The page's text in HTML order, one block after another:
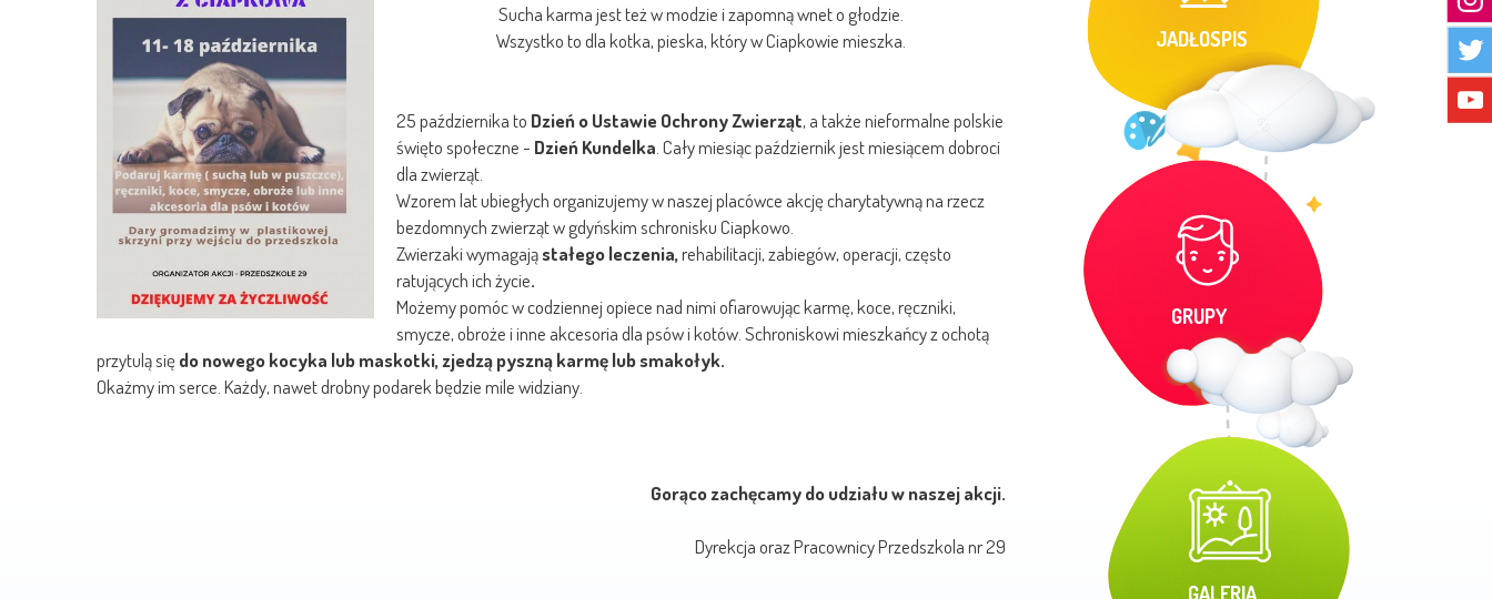
Sucha karma jest też w modzie i zapomną wnet o głodzie.
Wszystko to dla kotka, pieska, który w Ciapkowie mieszka.
25 października to Dzień o Ustawie Ochrony Zwierząt, a także nieformalne polskie
święto społeczne - Dzień Kundelka . Cały miesiąc październik jest miesiącem dobroci
dla zwierząt.
Wzorem lat ubiegłych organizujemy w naszej placówce akcję charytatywną na rzecz
bezdomnych zwierząt w gdyńskim schronisku Ciapkowo.
Zwierzaki wymagająstałego leczenia,rehabilitacji, zabiegów, operacji, często
ratujących ich życie.
Możemy pomóc w codziennej opiece nad nimi ofiarowując karmę, koce, ręczniki,
smycze, obroże i inne akcesoria dla psów i kotów. Schroniskowi mieszkańcy z ochotą
przytulą siędo nowego kocyka lub maskotki, zjedzą pyszną karmę lub smakołyk.
Okażmy im serce. Każdy, nawet drobny podarek będzie mile widziany.
Gorąco zachęcamy do udziału w naszej akcji.
Dyrekcja oraz Pracownicy Przedszkola nr 29
JADŁOSPIS
GRUPY
GALERIA